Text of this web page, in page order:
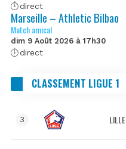
direct
Marseille – Athletic Bilbao
Match amical
dim 9 Août 2026 à 17h30
direct
CLASSEMENT LIGUE 1
3 LILLE